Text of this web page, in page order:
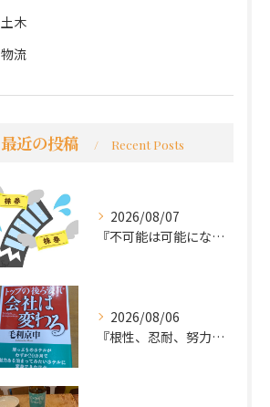
土木
物流
最近の投稿 Recent Posts
2026/08/07
『不可能は可能になる』
2026/08/06
『根性、忍耐、努力という言葉は死語なのか』